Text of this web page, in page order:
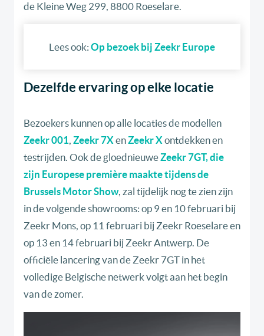
de Kleine Weg 299, 8800 Roeselare.
Lees ook: Op bezoek bij Zeekr Europe
Dezelfde ervaring op elke locatie
Bezoekers kunnen op alle locaties de modellen
Zeekr 001, Zeekr 7X enZeekr X ontdekken en
testrijden. Ook de gloednieuweZeekr 7GT, die
zijn Europese première maakte tijdens de
Brussels Motor Show, zal tijdelijk nog te zien zijn
in de volgende showrooms: op 9 en 10 februari bij
Zeekr Mons, op 11 februari bij Zeekr Roeselare en
op 13 en 14 februari bij Zeekr Antwerp. De
officiële lancering van de Zeekr 7GT in het
volledige Belgische netwerk volgt aan het begin
van de zomer.